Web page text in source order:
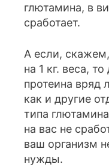
глютамина, в
сработает.
А если,
на 1 кг. веса,
протеина вряд
как и другие
типа
на вас не
ваш организм
нужды.